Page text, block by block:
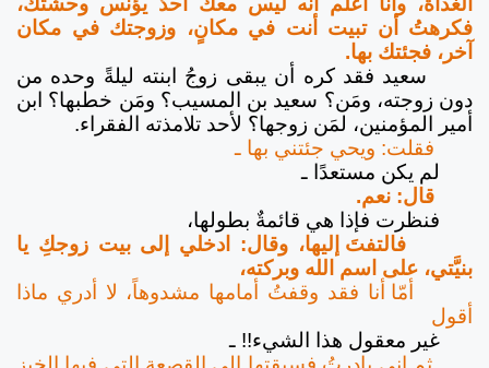
فكرهتُ أن تبيت أنت في مكانٍ، وزوجتك في مكان
آخر، فجئتك بها.
سعيد فقد كره أن يبقى زوجُ ابنته ليلةً وحده من
دون زوجته، ومَن؟ سعيد بن المسيب؟ ومَن خطبها؟ ابن
أمير المؤمنين، لمَن زوجها؟ لأحد تلامذته الفقراء.
فقلت: ويحي جئتني بها ـ
لم يكن مستعدًا ـ
قال: نعم.
فنظرت فإذا هي قائمةٌ بطولها،
فالتفتَ إليها، وقال: ادخلي إلى بيت زوجكِ يا
بنيَّتي، على اسم الله وبركته،
أمّا أنا فقد وقفتُ أمامها مشدوهاً، لا أدري ماذا
أقول
غير معقول هذا الشيء!! ـ